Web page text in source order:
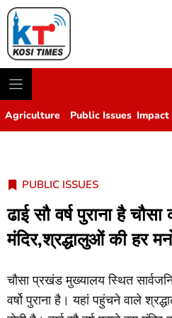
Agriculture Public Issues Impact
PUBLIC ISSUES
ढाई सौ वर्ष पुराना है
मंदिर,श्रद्धालुओं की हर
चौसा प्रखंड मुख्यालय स्थित
वर्षो पुराना है। यहां पहुंचने वाले